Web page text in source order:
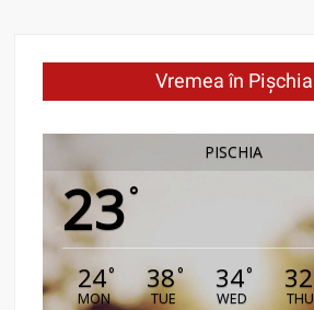
Vremea în Pișchia
PISCHIA
23°
24°
MON
38°
TUE
34°
WED
32
THU